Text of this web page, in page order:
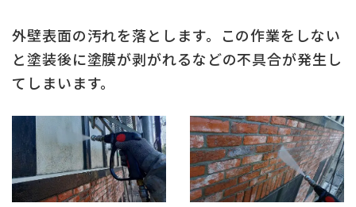
外壁表面の汚れを落とします。この作業をしない
と塗装後に塗膜が剥がれるなどの不具合が発生し
てしまいます。